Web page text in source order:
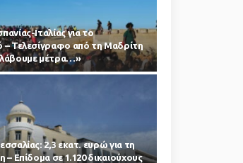
Ιταλίας για το
– Τελεσίγραφο από τη Μαδρίτη
μέτρα…»
2,3 εκατ. ευρώ για τη
– Επίδομα σε 1.120 δικαιούχους